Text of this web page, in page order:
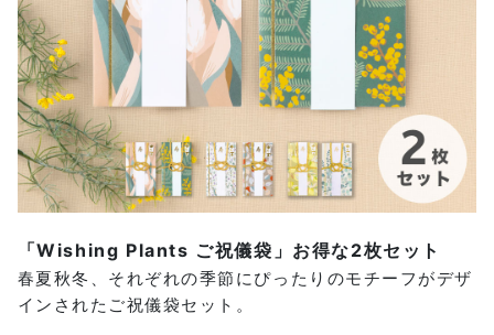
「Wishing Plants ご祝儀袋」お得な2枚セット
春夏秋冬、それぞれの季節にぴったりのモチーフがデザ
インされたご祝儀袋セット。